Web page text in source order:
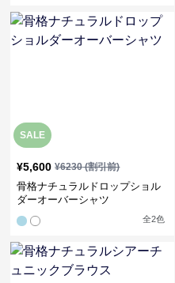
SALE
¥5,600 ¥6230(割引前)
骨格ナチュラルドロップショル
ダーオーバーシャツ
全2色